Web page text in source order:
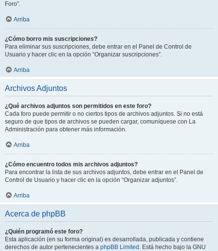
Foro”.
Arriba
¿Cómo borro mis suscripciones?
Para eliminar sus suscripciones, debe entrar en el Panel de Control de
Usuario y hacer clic en la opción “Organizar suscripciones”.
Arriba
Archivos Adjuntos
¿Qué archivos adjuntos son permitidos en este foro?
Cada foro puede permitir o no ciertos tipos de archivos adjuntos. Si no está
seguro de que tipos de archivos se pueden cargar, comuníquese con La
Administración para obtener más información.
Arriba
¿Cómo encuentro todos mis archivos adjuntos?
Para encontrar la lista de sus archivos adjuntos, debe entrar en el Panel de
Control de Usuario y hacer clic en la opción “Organizar adjuntos”.
Arriba
Acerca de phpBB
¿Quién programó este foro?
Esta aplicación (en su forma original) es desarrollada, publicada y contiene
derechos de autor pertenecientes a phpBB Limited . Está hecho bajo la GNU